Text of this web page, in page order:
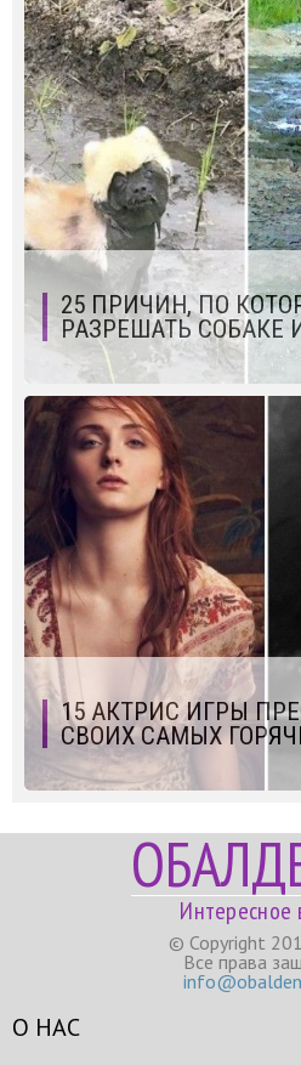
25 ПРИЧИН, ПО
РАЗРЕШАТЬ СОБАКЕ
15 АКТРИС ИГРЫ
СВОИХ САМЫХ
Интересное
© Copyright
Все права
О НАС